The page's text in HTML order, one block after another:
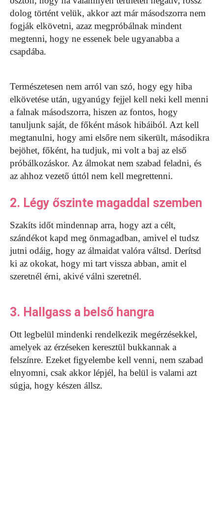
dolog történt velük, akkor azt már másodszorra nem
fogják elkövetni, azaz megpróbálnak mindent
megtenni, hogy ne essenek bele ugyanabba a
csapdába.
Természetesen nem arról van szó, hogy egy hiba
elkövetése után, ugyanúgy fejjel kell neki kell menni
a falnak másodszorra, hiszen az fontos, hogy
tanuljunk saját, de főként mások hibáiból. Azt kell
megtanulni, hogy ami elsőre nem sikerült, másodikra
bejöhet, főként, ha tudjuk, mi volt a baj az első
próbálkozáskor. Az álmokat nem szabad feladni, és
az ahhoz vezető úttól nem kell megrettenni.
2. Légy őszinte magaddal szemben
Szakíts időt mindennap arra, hogy azt a célt,
szándékot kapd meg önmagadban, amivel el tudsz
jutni odáig, hogy az álmaidat valóra váltsd. Derítsd
ki az okokat, hogy mi tart vissza abban, amit el
szeretnél érni, akivé válni szeretnél.
3. Hallgass a belső hangra
Ott legbelül mindenki rendelkezik megérzésekkel,
amelyek az érzéseken keresztül bukkannak a
felszínre. Ezeket figyelembe kell venni, nem szabad
elnyomni, csak akkor lépjél, ha belül is valami azt
súgja, hogy készen állsz.